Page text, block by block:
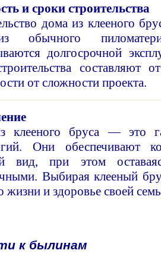
и сроки строительства
дома из клееного
обычного
долгосрочной
от сложности проекта.
клееного бруса — это
Они обеспечивают
вид, при этом
Выбирая клееный
жизни и здоровье своей
к былинам